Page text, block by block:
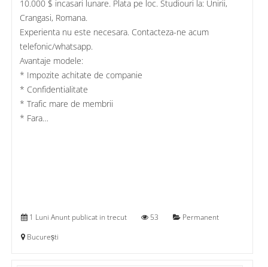
10.000 $ incasari lunare. Plata pe loc. Studiouri la: Unirii,
Crangasi, Romana.
Experienta nu este necesara. Contacteza-ne acum
telefonic/whatsapp.
Avantaje modele:
* Impozite achitate de companie
* Confidentialitate
* Trafic mare de membrii
* Fara…
1 Luni Anunt publicat in trecut 53
Permanent
București